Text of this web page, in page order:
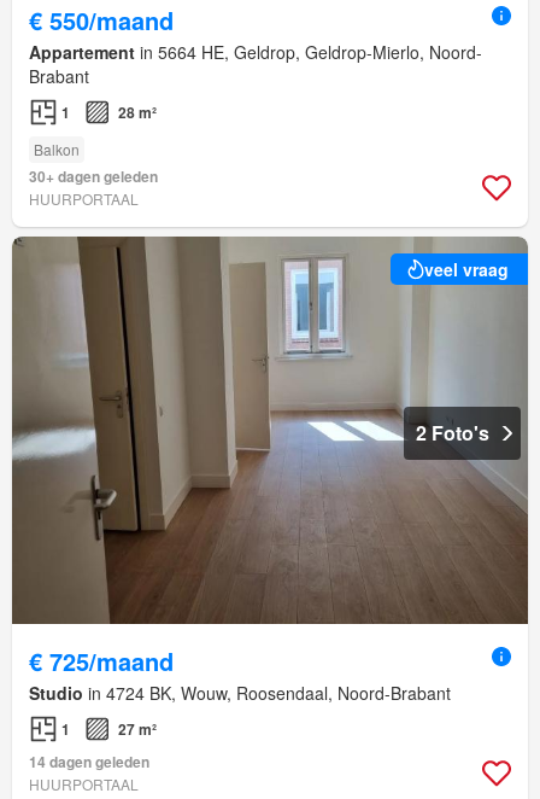
€ 550/maand
Appartement in 5664 HE, Geldrop, Geldrop-Mierlo, Noord-
Brabant
1 28 m²
Balkon
30+ dagen geleden
HUURPORTAAL
veel vraag
2 Foto's
€ 725/maand
Studio in 4724 BK, Wouw, Roosendaal, Noord-Brabant
1
27 m²
14 dagen geleden
HUURPORTAAL